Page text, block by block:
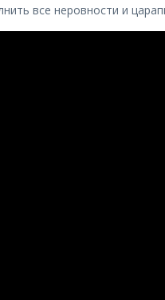
все неровности и